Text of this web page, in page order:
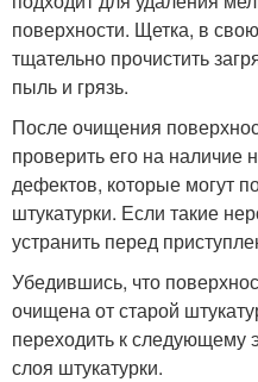
поверхности. Щетка, в
тщательно прочистить
пыль и грязь.
После очищения
проверить его на наличие
дефектов, которые могут
штукатурки. Если такие
устранить перед
Убедившись, что
очищена от старой
переходить к следующему
слоя штукатурки.